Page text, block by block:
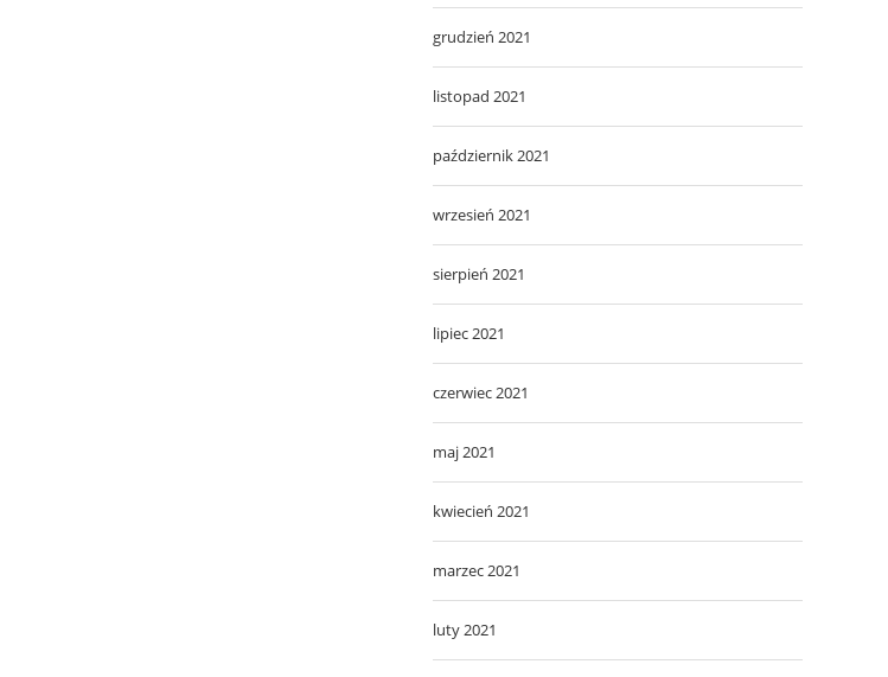
grudzień 2021
listopad 2021
październik 2021
wrzesień 2021
sierpień 2021
lipiec 2021
czerwiec 2021
maj 2021
kwiecień 2021
marzec 2021
luty 2021